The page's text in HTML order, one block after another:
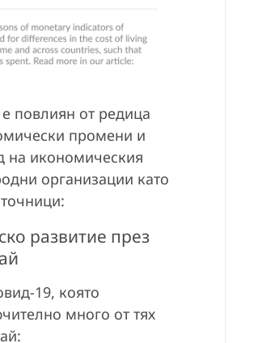
повлиян от редица
промени и
на икономическия
организации като
развитие през
19, която
много от тях